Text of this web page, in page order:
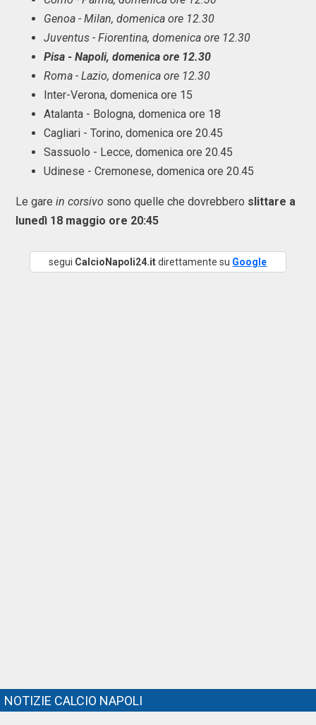
Genoa - Milan, domenica ore 12.30
Juventus - Fiorentina, domenica ore 12.30
Pisa - Napoli, domenica ore 12.30
Roma - Lazio, domenica ore 12.30
Inter-Verona, domenica ore 15
Atalanta - Bologna, domenica ore 18
Cagliari - Torino, domenica ore 20.45
Sassuolo - Lecce, domenica ore 20.45
Udinese - Cremonese, domenica ore 20.45
Le gare in corsivo sono quelle che dovrebbero slittare a
lunedì 18 maggio ore 20:45
segui CalcioNapoli24.itdirettamente su Google
NOTIZIE CALCIO NAPOLI